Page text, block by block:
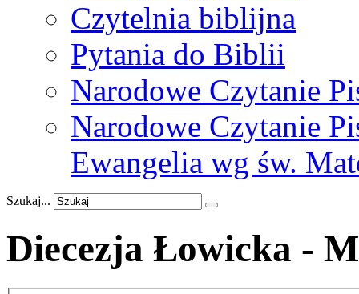
Czytelnia biblijna
Pytania do Biblii
Narodowe Czytanie
Narodowe Czytanie
Ewangelia wg św.
Szukaj...
Diecezja Łowicka -